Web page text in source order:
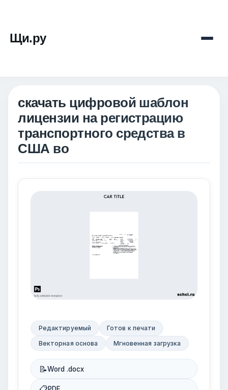
Щи.ру
скачать цифровой шаблон
лицензии на регистрацию
транспортного средства в
США во
Редактируемый
Готов к печати
Векторная основа
Мгновенная загрузка
📝Word .docx